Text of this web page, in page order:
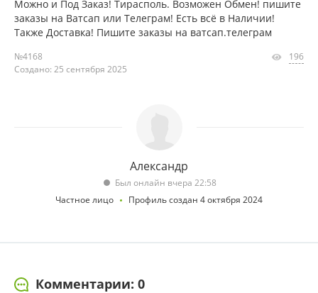
Можно и Под Заказ! Тирасполь. Возможен Обмен! пишите
заказы на Ватсап или Телеграм! Есть всё в Наличии!
Также Доставка! Пишите заказы на ватсап.телеграм
№4168
Создано: 25 сентября 2025
196
Александр
Был онлайн вчера 22:58
Частное лицо
Профиль создан 4 октября 2024
Комментарии: 0